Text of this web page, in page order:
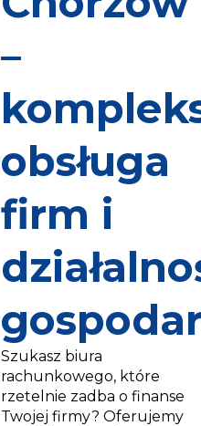
–
obsługa
firm i
Szukasz biura
rachunkowego, które
rzetelnie zadba o finanse
Twojej firmy? Oferujemy